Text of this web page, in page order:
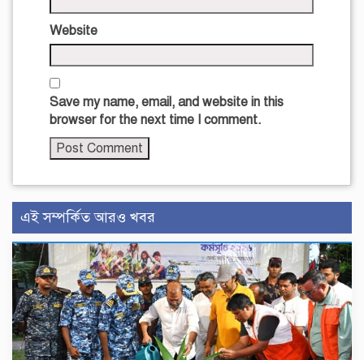
Website
Save my name, email, and website in this
browser for the next time I comment.
এই সম্পর্কিত আরও খবর